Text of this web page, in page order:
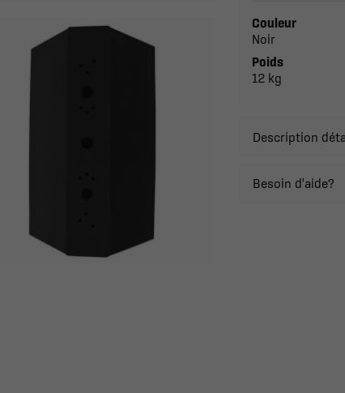
Couleur
Noir
Poids
12 kg
Description
Besoin d'aide?